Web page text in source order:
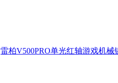
雷柏V500PRO单光红轴游戏机械